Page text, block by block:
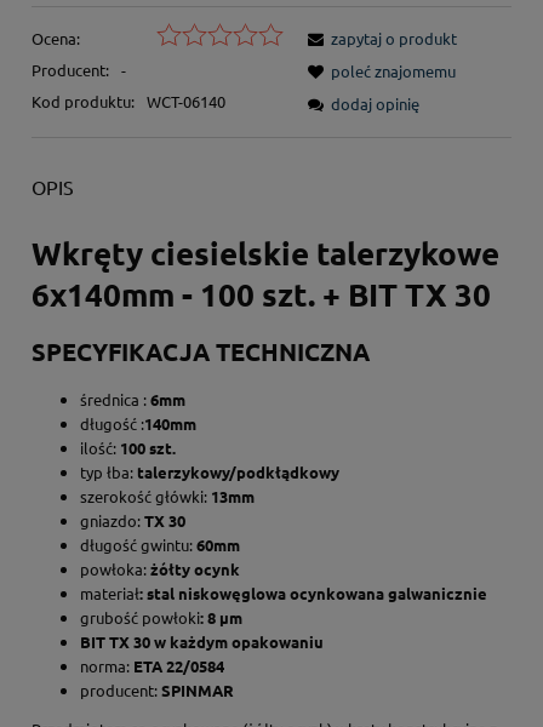
Ocena:
Producent: -
Kod produktu: WCT-06140
zapytaj o produkt
poleć znajomemu
dodaj opinię
OPIS
Wkręty ciesielskie talerzykowe
6x140mm - 100 szt. + BIT TX 30
SPECYFIKACJA TECHNICZNA
średnica :6mm
długość :140mm
ilość: 100 szt.
typ łba: talerzykowy/podkłądkowy
szerokość główki: 13mm
gniazdo:TX 30
długość gwintu:60mm
powłoka:żółty ocynk
materiał: stal niskowęglowa ocynkowana galwanicznie
grubość powłoki: 8 µm
BIT TX 30 w każdymopakowaniu
norma: ETA 22/0584
producent:SPINMAR